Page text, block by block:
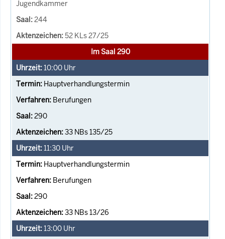
Jugendkammer
244
52 KLs 27/25
Im Saal 290
10:00 Uhr
Hauptverhandlungstermin
Berufungen
290
33 NBs 135/25
11:30 Uhr
Hauptverhandlungstermin
Berufungen
290
33 NBs 13/26
13:00 Uhr